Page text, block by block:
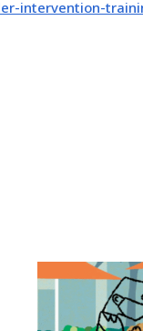
intervention-